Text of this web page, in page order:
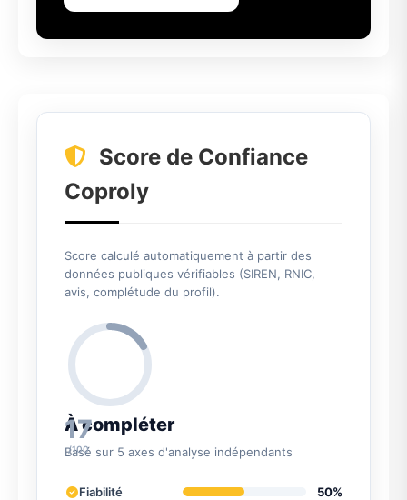
Score de Confiance
Coproly
Score calculé automatiquement à partir des
données publiques vérifiables (SIREN, RNIC,
avis, complétude du profil).
17
/100
À compléter
Basé sur 5 axes d'analyse indépendants
Fiabilité
50%